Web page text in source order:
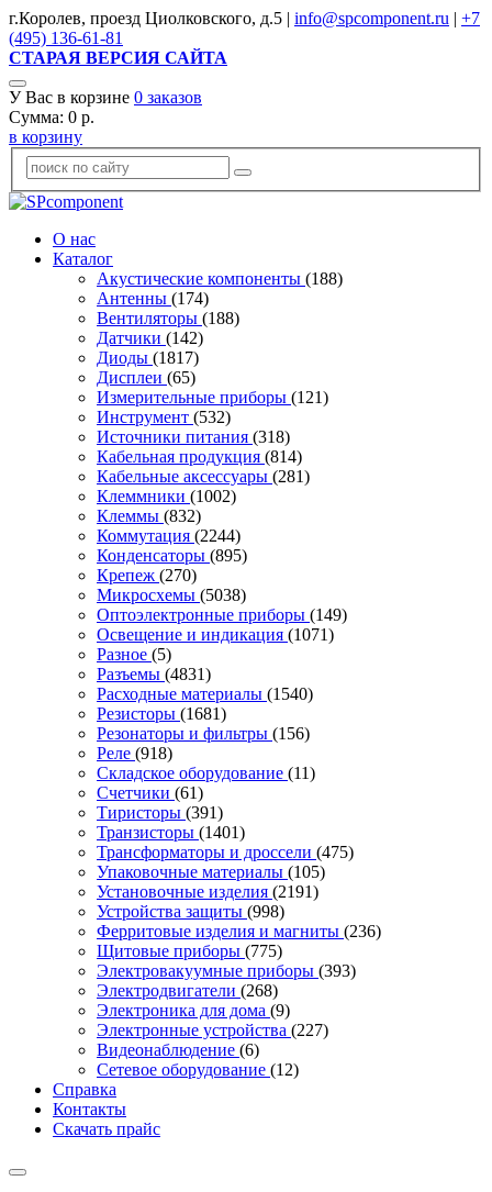
г.Королев, проезд Циолковского, д.5 | info@spcomponent.ru | +7
(495) 136-61-81
СТАРАЯ ВЕРСИЯ САЙТА
У Вас в корзине 0 заказов
Сумма: 0 р.
в корзину
О нас
Каталог
Акустические компоненты (188)
Антенны (174)
Вентиляторы (188)
Датчики (142)
Диоды (1817)
Дисплеи (65)
Измерительные приборы (121)
Инструмент (532)
Источники питания (318)
Кабельная продукция (814)
Кабельные аксессуары (281)
Клеммники (1002)
Клеммы (832)
Коммутация (2244)
Конденсаторы (895)
Крепеж (270)
Микросхемы (5038)
Оптоэлектронные приборы (149)
Освещение и индикация (1071)
Разное (5)
Разъемы (4831)
Расходные материалы (1540)
Резисторы (1681)
Резонаторы и фильтры (156)
Реле (918)
Складское оборудование (11)
Счетчики (61)
Тиристоры (391)
Транзисторы (1401)
Трансформаторы и дроссели (475)
Упаковочные материалы (105)
Установочные изделия (2191)
Устройства защиты (998)
Ферритовые изделия и магниты (236)
Щитовые приборы (775)
Электровакуумные приборы (393)
Электродвигатели (268)
Электроника для дома (9)
Электронные устройства (227)
Видеонаблюдение (6)
Сетевое оборудование (12)
Справка
Контакты
Скачать прайс